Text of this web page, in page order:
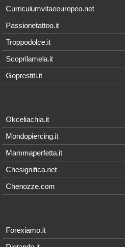
Curriculumvitaeeuropeo.net
Passionetattoo.it
Troppodolce.it
Scoprilamela.it
Goprestiti.it
Okceliachia.it
Mondopiercing.it
Mammaperfetta.it
Chesignifica.net
Chenozze.com
Forexiamo.it